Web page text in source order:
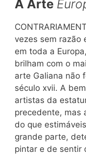
A Arte
vezes sem razão
em toda a
brilham com o
arte Galiana não
século xvii. A
artistas da
precedente, mas
do que
grande parte,
pintar e de sentir